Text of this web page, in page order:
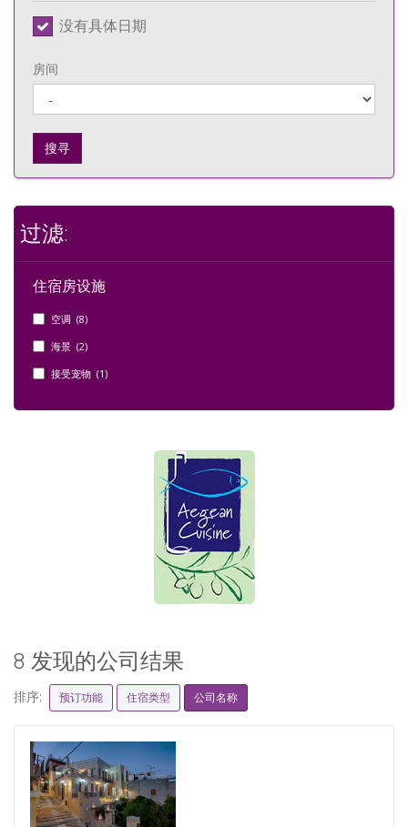
没有具体日期
房间
搜寻
过滤:
住宿房设施
空调 (8)
海景 (2)
接受宠物 (1)
8 发现的公司结果
排序: 预订功能 住宿类型 公司名称